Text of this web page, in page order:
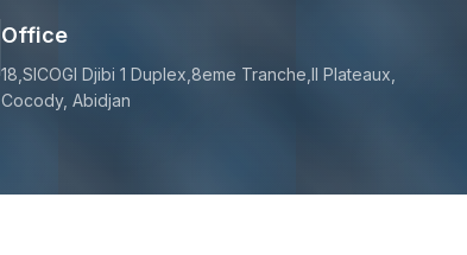
Office
18,SICOGI Djibi 1 Duplex,8eme Tranche,II Plateaux,
Cocody, Abidjan